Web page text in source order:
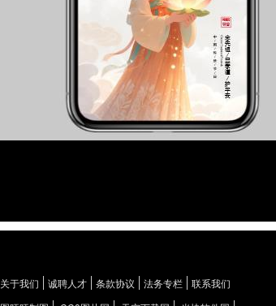
关于我们 诚聘人才 条款协议 法务专栏
联系我们